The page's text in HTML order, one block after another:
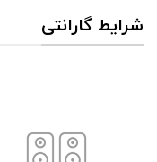
شرایط گارانتی